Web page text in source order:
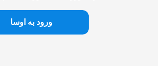
ورود به اوسا